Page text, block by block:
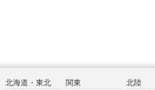
北海道・東北
関東
北陸